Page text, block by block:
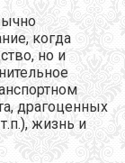
когда
но и
драгоценных
жизнь и